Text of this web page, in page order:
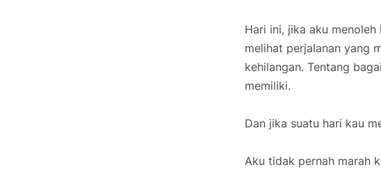
Hari ini, jika aku
melihat perjalanan yang
kehilangan. Tentang
memiliki.
Dan jika suatu hari kau
Aku tidak pernah marah